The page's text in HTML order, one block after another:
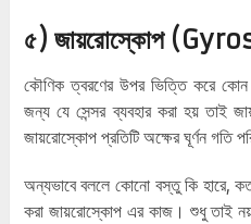
৫) জায়রোস্কোপ
কৌণিক ত্বরণের উপর ভিত্তি করে কোন
জন্য যে সেন্সর ব্যবহার করা হয় তাই
জায়রোস্কোপ প্রতিটি অক্ষের ঘূর্ণন গতি
অন্যভাবে বললে কোনো বস্তু কি হারে, কত
করা জায়রোস্কোপ এর কাজ। শুধু তাই